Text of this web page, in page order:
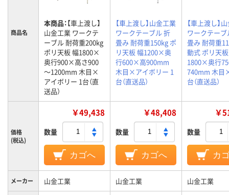
商品名
本商品：【車上渡し】
山金工業 ワークテ
ーブル 耐荷重200kg
ポリ天板 幅1800×
奥行900×高さ900
～1200mm 木目×
アイボリー 1台（直
送品）
【車上渡し】山金工業
ワークテーブル 折
畳み 耐荷重150kg ポ
リ天板 幅1200×奥
行600×高900mm
木目×アイボリー 1
台（直送品）
【車上渡し】
ワークテーブ
畳み 耐荷重
動式 ポリ天
1800×奥行
740mm 木目
台（直送品）
価格
(税込)
￥49,438
数量
カゴへ
￥48,408
数量
カゴへ
￥
数量
カ
メーカー 山金工業 山金工業 山金工業